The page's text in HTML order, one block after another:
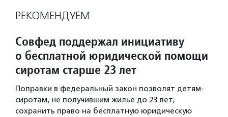
РЕКОМЕНДУЕМ
Совфед поддержал инициативу
о бесплатной юридической помощи
сиротам старше 23 лет
Поправки в федеральный закон позволят детям-
сиротам, не получившим жилье до 23 лет,
сохранить право на бесплатную юридическую